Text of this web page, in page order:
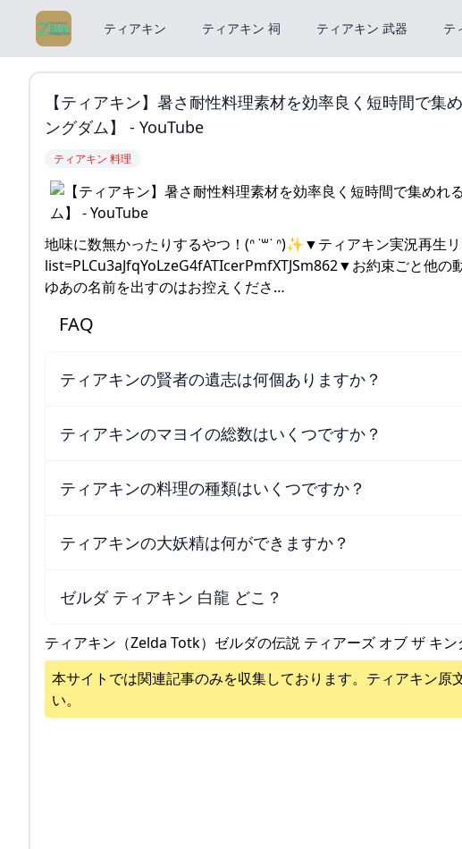
ティアキン ティアキン 祠 ティアキン 武器 テ
【ティアキン】暑さ耐性料理素材を効率良く短時間で
ングダム】 - YouTube
ティアキン 料理
地味に数無かったりするやつ！(ᐢ ˙꒳˙ ᐢ)✨▼ティアキン実況再
list=PLCu3aJfqYoLzeG4fATIcerPmfXTJSm862▼お約束ごと他
ゆあの名前を出すのはお控えくださ…
FAQ
ティアキンの賢者の遺志は何個ありますか？
ティアキンのマヨイの総数はいくつですか？
ティアキンの料理の種類はいくつですか？
ティアキンの大妖精は何ができますか？
ゼルダ ティアキン 白龍 どこ？
ティアキン（Zelda Totk）ゼルダの伝説 ティアーズ オブ ザ キ
本サイトでは関連記事のみを収集しております。 ティアキン原
い。